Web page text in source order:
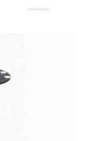
C0530152000